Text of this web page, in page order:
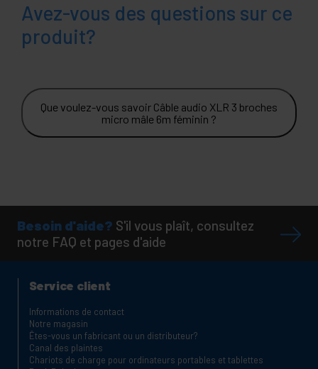
Avez-vous des questions sur ce
produit?
Que voulez-vous savoir Câble audio XLR 3 broches
micro mâle 6m féminin ?
Besoin d'aide? S'il vous plaît, consultez
notre FAQ et pages d'aide
Service client
Informations de contact
Notre magasin
Êtes-vous un fabricant ou un distributeur?
Canal des plaintes
Chariots de charge pour ordinateurs portables et tablettes